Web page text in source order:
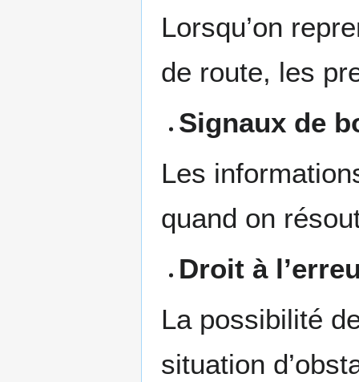
Lorsqu’on
de route, les
Signaux de
Les
quand on
Droit à
La possibilité
situation